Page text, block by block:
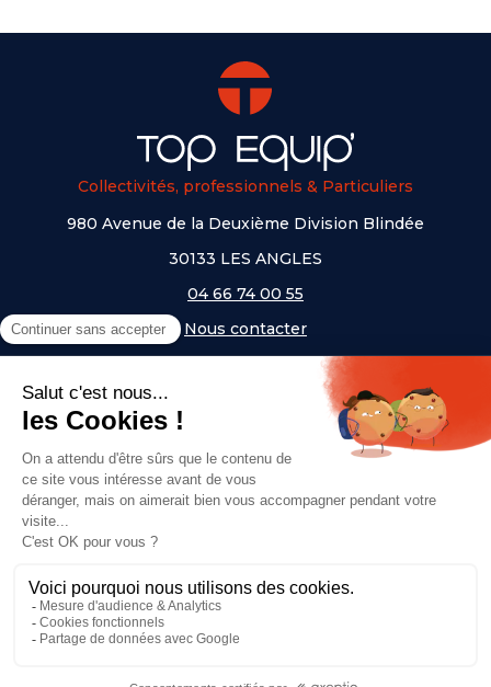
Collectivités, professionnels & Particuliers
980 Avenue de la Deuxième Division Blindée
30133 LES ANGLES
04 66 74 00 55
Nous contacter
NOS UNIVERS
- Serem
- Lifetime
- Mottez
- JAD Groupe